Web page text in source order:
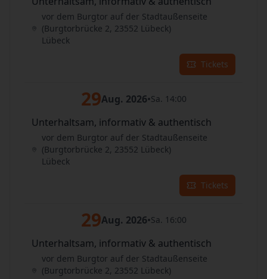
vor dem Burgtor auf der Stadtaußenseite
(Burgtorbrücke 2, 23552 Lübeck)
Lübeck
Tickets
29Aug. 2026•Sa. 14:00
Unterhaltsam, informativ & authentisch
vor dem Burgtor auf der Stadtaußenseite
(Burgtorbrücke 2, 23552 Lübeck)
Lübeck
Tickets
29Aug. 2026•Sa. 16:00
Unterhaltsam, informativ & authentisch
vor dem Burgtor auf der Stadtaußenseite
(Burgtorbrücke 2, 23552 Lübeck)